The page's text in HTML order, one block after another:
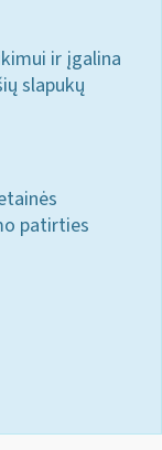
ir įgalina
slapukų
patirties